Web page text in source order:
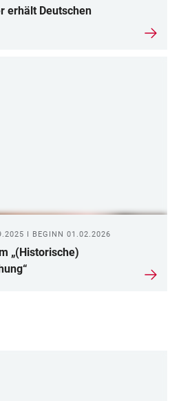
erhält Deutschen
I BEGINN 01.02.2026
„(Historische)